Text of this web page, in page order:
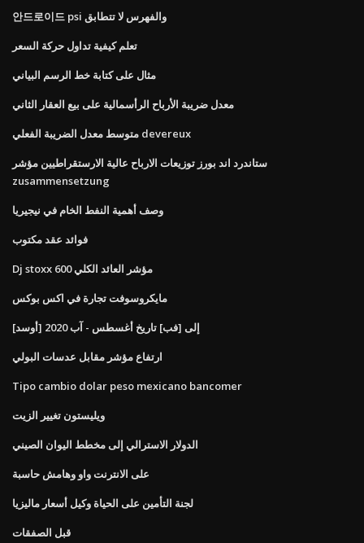
안드로이드 psi والفهرس لا تتطابق
تعلم كيفية تداول حركة السعر
مثال على كتابة خط الرسم البياني
معدل ضريبة الأرباح الرأسمالية على بيع العقار الثاني
متوسط ​​معدل الضريبة الفعلي devereux
ستاندرد اند بورز توزيعات الارباح عالية الارستقراطيين مؤشر
zusammensetzung
وصف أهمية النفط الخام في نيجيريا
فوائد عقد مكتوب
Dj stoxx 600 مؤشر العائد الكلي
مايكروسوفت تجارة في اكس بوكس
[أوسد] إلى [فب] تاريخ أغسطس - آب 2020
ارتفاع مؤشر مقابل عدسات البولي
Tipo cambio dolar peso mexicano bancomer
ويليستون تغيير الزيت
الدولار الاسترالي إلى مخطط اليوان الصيني
على الانترنت واو وهامش حاسبة
لجنة التأمين على الحياة وكيل أسعار ماليزيا
قبل الصفقات